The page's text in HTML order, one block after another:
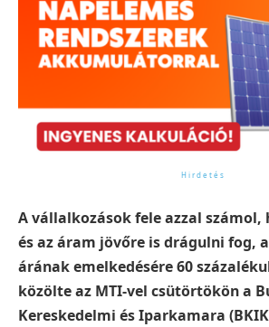
A vállalkozások fele azzal számol,
és az áram jövőre is drágulni fog,
árának emelkedésére 60
közölte az MTI-vel csütörtökön a
Kereskedelmi és Iparkamara